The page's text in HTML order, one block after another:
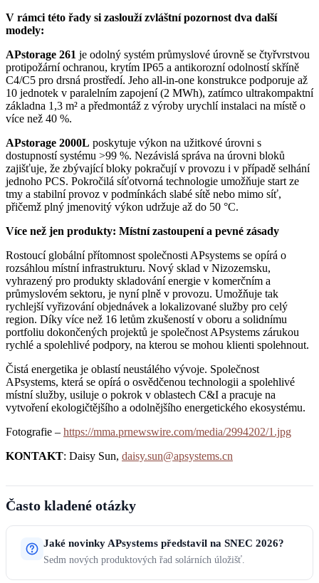
V rámci této řady si zaslouží zvláštní pozornost dva další
modely:
APstorage 261 je odolný systém průmyslové úrovně se čtyřvrstvou
protipožární ochranou, krytím IP65 a antikorozní odolností skříně
C4/C5 pro drsná prostředí. Jeho all-in-one konstrukce podporuje až
10 jednotek v paralelním zapojení (2 MWh), zatímco ultrakompaktní
základna 1,3 m² a předmontáž z výroby urychlí instalaci na místě o
více než 40 %.
APstorage 2000L poskytuje výkon na užitkové úrovni s
dostupností systému >99 %. Nezávislá správa na úrovni bloků
zajišťuje, že zbývající bloky pokračují v provozu i v případě selhání
jednoho PCS. Pokročilá síťotvorná technologie umožňuje start ze
tmy a stabilní provoz v podmínkách slabé sítě nebo mimo síť,
přičemž plný jmenovitý výkon udržuje až do 50 °C.
Více než jen produkty: Místní zastoupení a pevné zásady
Rostoucí globální přítomnost společnosti APsystems se opírá o
rozsáhlou místní infrastrukturu. Nový sklad v Nizozemsku,
vyhrazený pro produkty skladování energie v komerčním a
průmyslovém sektoru, je nyní plně v provozu. Umožňuje tak
rychlejší vyřizování objednávek a lokalizované služby pro celý
region. Díky více než 16 letům zkušeností v oboru a solidnímu
portfoliu dokončených projektů je společnost APsystems zárukou
rychlé a spolehlivé podpory, na kterou se mohou klienti spolehnout.
Čistá energetika je oblastí neustálého vývoje. Společnost
APsystems, která se opírá o osvědčenou technologii a spolehlivé
místní služby, usiluje o pokrok v oblastech C&I a pracuje na
vytvoření ekologičtějšího a odolnějšího energetického ekosystému.
Fotografie – https://mma.prnewswire.com/media/2994202/1.jpg
KONTAKT: Daisy Sun, daisy.sun@apsystems.cn
Často kladené otázky
Jaké novinky APsystems představil na SNEC 2026?
Sedm nových produktových řad solárních úložišť.